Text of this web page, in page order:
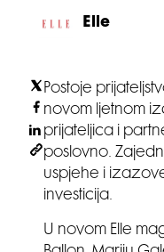
Elle
Postoje
novom ljetnom
prijateljica i
poslovno.
uspjehe i
investicija.
U novom Elle